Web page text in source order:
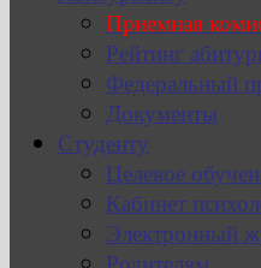
Приемная
Рейтинг
Федеральный
Документы
Студенту
Целевое
Кабинет
Электронный